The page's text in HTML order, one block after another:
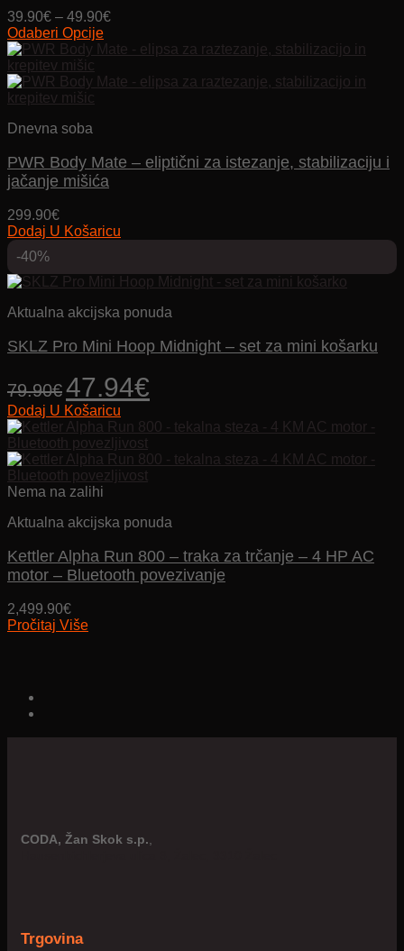
39.90€ – 49.90€Price
39.90€
49.90€
Odaberi Opcije
Ovaj
proizvod
ima
više
Opcije
mogu
odabrati
na
stranici
proizvoda
Dnevna soba
PWR Body Mate – eliptični za istezanje, stabilizaciju i
jačanje mišića
299.90€
Dodaj U Košaricu
-40%
Aktualna akcijska ponuda
SKLZ Pro Mini Hoop Midnight – set za mini košarku
79.90€
Izvorna
cijena
bila
je:
79.90€.
47.94€cijena
47.94€.
Dodaj U Košaricu
Nema na zalihi
Aktualna akcijska ponuda
Kettler Alpha Run 800 – traka za trčanje – 4 HP AC
motor – Bluetooth povezivanje
2,499.90€
Pročitaj Više
CODA, Žan Skok s.p.
Trgovina